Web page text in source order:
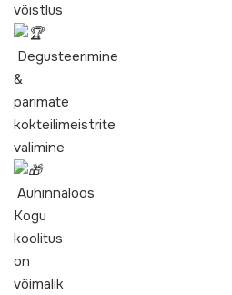
võistlus
Degusteerimine
&
parimate
kokteilimeistrite
valimine
Auhinnaloos
Kogu
koolitus
on
võimalik